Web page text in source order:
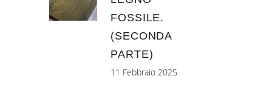
FOSSILE.
(SECONDA
PARTE)
11 Febbraio 2025